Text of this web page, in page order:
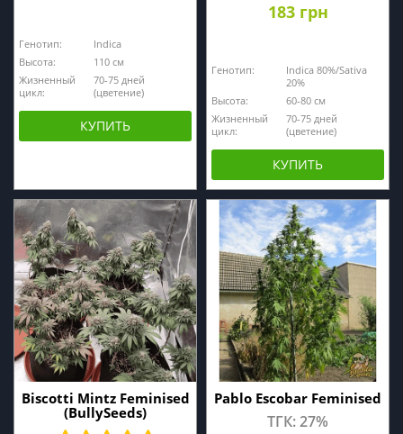
Генотип:
Indica
Высота:
110 cм
Жизненный
цикл:
70-75 дней
(цветение)
КУПИТЬ
183 грн
Генотип:
Indica 80%/Sativa
20%
Высота:
60-80 cм
Жизненный
цикл:
70-75 дней
(цветение)
КУПИТЬ
Biscotti Mintz Feminised
(BullySeeds)
Pablo Escobar Feminised
ТГК: 27%